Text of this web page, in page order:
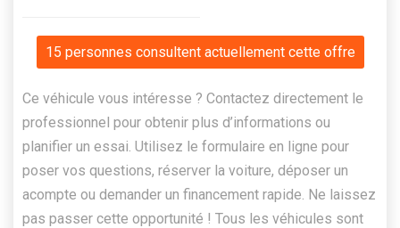
15 personnes consultent actuellement cette offre
Ce véhicule vous intéresse ? Contactez directement le
professionnel pour obtenir plus d’informations ou
planifier un essai. Utilisez le formulaire en ligne pour
poser vos questions, réserver la voiture, déposer un
acompte ou demander un financement rapide. Ne laissez
pas passer cette opportunité ! Tous les véhicules sont